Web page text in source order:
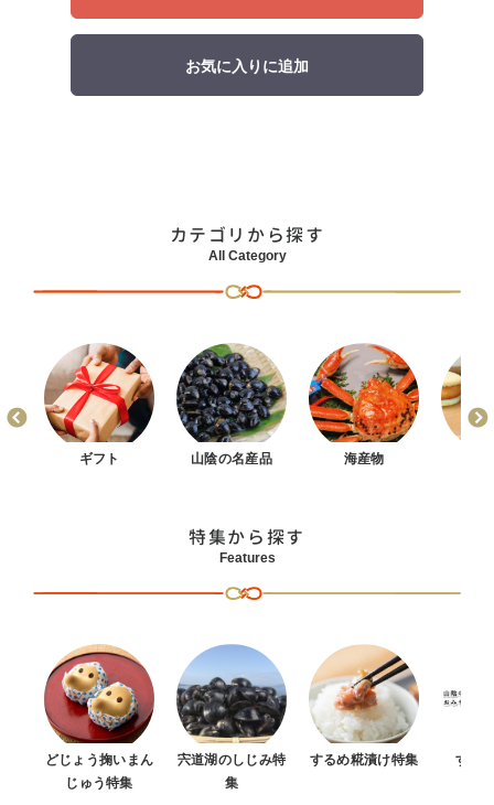
お気に入りに追加
カテゴリから探す
All Category
ギフト 山陰の名産品 海産物
特集から探す
Features
どじょう掬いまん
じゅう特集
宍道湖のしじみ特
集
するめ糀漬け特集 すべ